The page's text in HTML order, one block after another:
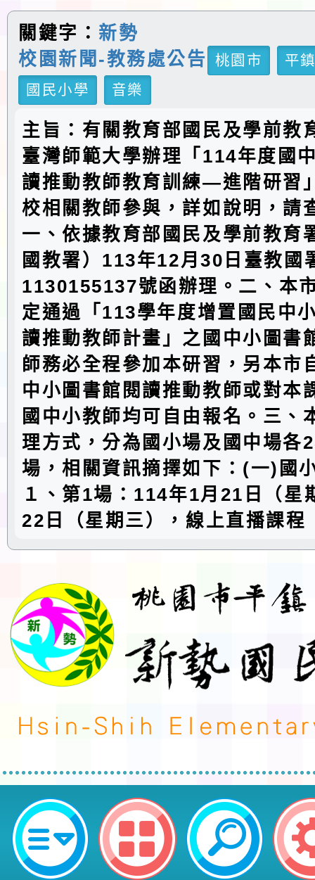
關鍵字： 新勢
校園新聞-教務處公告
桃園市
平
國民小學
音樂
主旨：有關教育部國民及學前教
臺灣師範大學辦理「114年度國
讀推動教師教育訓練—進階研習
校相關教師參與，詳如說明，請
一、依據教育部國民及學前教育
國教署）113年12月30日臺教國
1130155137號函辦理。二、本
定通過「113學年度增置國民中
讀推動教師計畫」之國中小圖書
師務必全程參加本研習，另本市
中小圖書館閱讀推動教師或對本
國中小教師均可自由報名。三、
理方式，分為國小場及國中場各
場，相關資訊摘擇如下：(一)國
１、第1場：114年1月21日（星
22日（星期三），線上直播課程
「114年度國中小圖書館閱讀推動
進階研習」-桃園市平鎮區新勢國民